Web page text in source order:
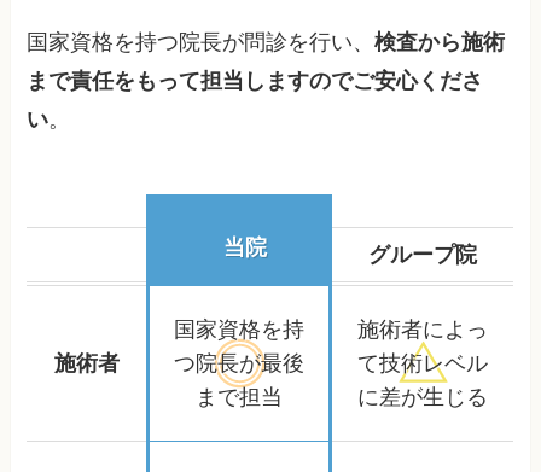
国家資格を持つ院長が問診を行い、検査から施術
まで責任をもって担当しますのでご安心くださ
い。
当院 グループ院
施術者
国家資格を持
つ院長が最後
まで担当
施術者によっ
て技術レベル
に差が生じる